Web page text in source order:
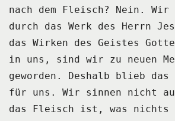
nach dem Fleisch? Nein.
Wir
durch das Werk des Herrn
das Wirken des Geistes
in uns,
sind wir zu neuen
geworden. Deshalb blieb das
für uns.
Wir sinnen nicht
das Fleisch ist, was nichts